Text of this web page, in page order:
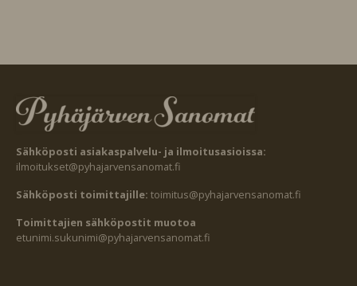
Sähköposti asiakaspalvelu- ja ilmoitusasioissa:
ilmoitukset@pyhajarvensanomat.fi
Sähköposti toimittajille: toimitus@pyhajarvensanomat.fi
Toimittajien sähköpostit muotoa
etunimi.sukunimi@pyhajarvensanomat.fi